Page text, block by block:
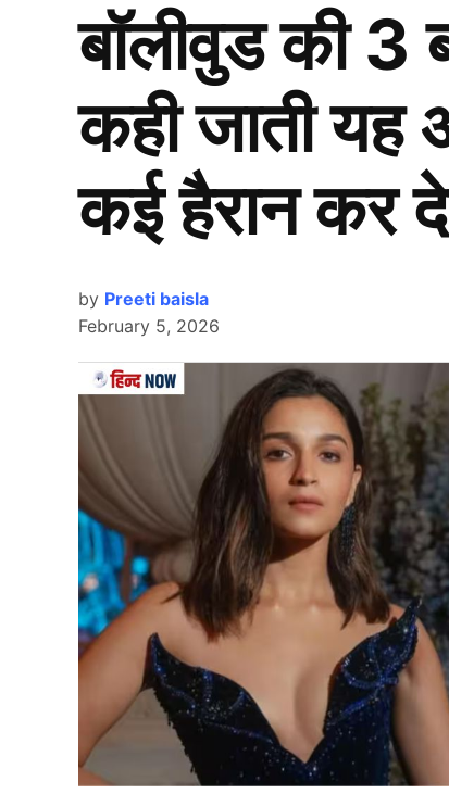
Aniruddhacharya Maharaj’S
स्वामीअनिरुद्धाचार्य (Aniruddhacharya) जी
छोटे से गाँव रिवझा में हुआ था. बचपन से ही उनका
नाम अनिरुद्ध राम तिवारी है. अनिरुद्धाचार्य जी
संत गिर्राज शास्त्री जी महाराज से दीक्षा ली.
वातावरण में हुआ.
बचपन में ही उन्होंने श्री राधा-कृष्ण के मंदिर में
श्रीमद्भागवत का अध्ययन किया. उन्होंने
बॉलीवुड की 3
कही जाती यह
कई हैरान कर
by Preeti baisla
February 5, 2026